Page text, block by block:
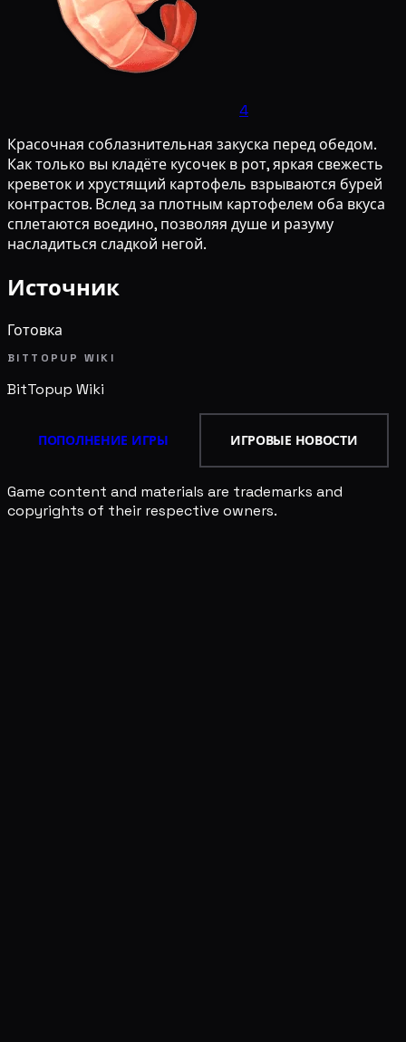
4
Красочная соблазнительная закуска перед обедом.
Как только вы кладёте кусочек в рот, яркая свежесть
креветок и хрустящий картофель взрываются бурей
контрастов. Вслед за плотным картофелем оба вкуса
сплетаются воедино, позволяя душе и разуму
насладиться сладкой негой.
Источник
Готовка
BITTOPUP WIKI
BitTopup Wiki
ПОПОЛНЕНИЕ ИГРЫ ИГРОВЫЕ НОВОСТИ
Game content and materials are trademarks and
copyrights of their respective owners.